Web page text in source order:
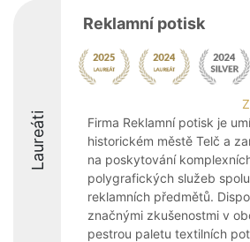
Laureáti
Reklamní potisk
Firma Reklamní potisk je
historickém městě Telč a
na poskytování
polygrafických služeb
reklamních předmětů.
značnými zkušenostmi v
pestrou paletu textilních